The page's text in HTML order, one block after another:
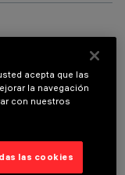
Filorail. Adaptador
con
acepta que las
la navegación
con nuestros
las cookies